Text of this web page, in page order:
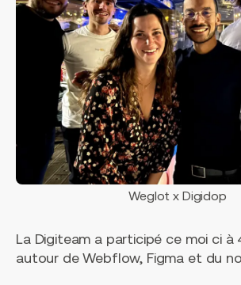
Weglot x Digidop
La Digiteam a participé ce moi ci à
autour de Webflow, Figma et du